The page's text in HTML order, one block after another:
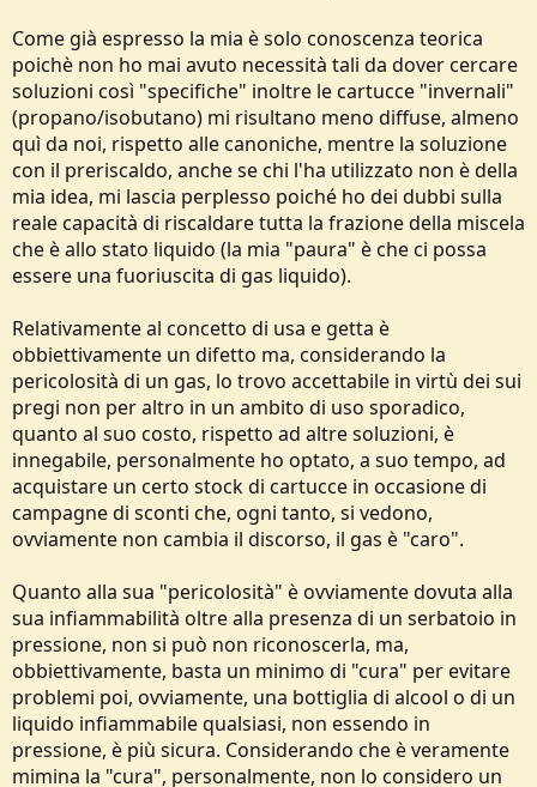
Come già espresso la mia è solo conoscenza teorica
poichè non ho mai avuto necessità tali da dover cercare
soluzioni così "specifiche" inoltre le cartucce "invernali"
(propano/isobutano) mi risultano meno diffuse, almeno
quì da noi, rispetto alle canoniche, mentre la soluzione
con il preriscaldo, anche se chi l'ha utilizzato non è della
mia idea, mi lascia perplesso poiché ho dei dubbi sulla
reale capacità di riscaldare tutta la frazione della miscela
che è allo stato liquido (la mia "paura" è che ci possa
essere una fuoriuscita di gas liquido).
Relativamente al concetto di usa e getta è
obbiettivamente un difetto ma, considerando la
pericolosità di un gas, lo trovo accettabile in virtù dei sui
pregi non per altro in un ambito di uso sporadico,
quanto al suo costo, rispetto ad altre soluzioni, è
innegabile, personalmente ho optato, a suo tempo, ad
acquistare un certo stock di cartucce in occasione di
campagne di sconti che, ogni tanto, si vedono,
ovviamente non cambia il discorso, il gas è "caro".
Quanto alla sua "pericolosità" è ovviamente dovuta alla
sua infiammabilità oltre alla presenza di un serbatoio in
pressione, non si può non riconoscerla, ma,
obbiettivamente, basta un minimo di "cura" per evitare
problemi poi, ovviamente, una bottiglia di alcool o di un
liquido infiammabile qualsiasi, non essendo in
pressione, è più sicura. Considerando che è veramente
mimina la "cura", personalmente, non lo considero un